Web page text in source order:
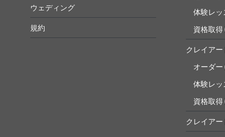
ウェディング
規約
体験レッ
資格取得
クレイアー
オーダー
体験レッ
資格取得
クレイアー